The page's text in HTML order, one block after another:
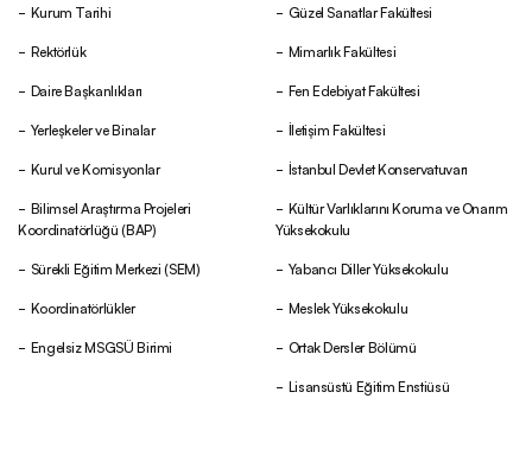
Kurum Tarihi
Rektörlük
Daire Başkanlıkları
Yerleşkeler ve Binalar
Kurul ve Komisyonlar
Bilimsel Araştırma Projeleri
Koordinatörlüğü (BAP)
Sürekli Eğitim Merkezi (SEM)
Koordinatörlükler
Engelsiz MSGSÜ Birimi
Güzel Sanatlar Fakültesi
Mimarlık Fakültesi
Fen Edebiyat Fakültesi
İletişim Fakültesi
İstanbul Devlet Konservatuvarı
Kültür Varlıklarını Koruma ve Onarım
Yüksekokulu
Yabancı Diller Yüksekokulu
Meslek Yüksekokulu
Ortak Dersler Bölümü
Lisansüstü Eğitim Enstiüsü